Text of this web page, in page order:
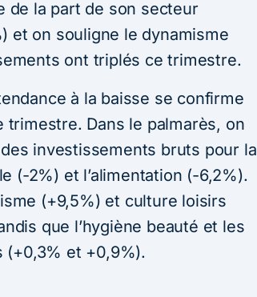
de la part de son secteur
et on souligne le dynamisme
ont triplés ce trimestre.
à la baisse se confirme
Dans le palmarès, on
investissements bruts pour la
(-2%) et l’alimentation (-6,2%).
(+9,5%) et culture loisirs
que l’hygiène beauté et les
et +0,9%).